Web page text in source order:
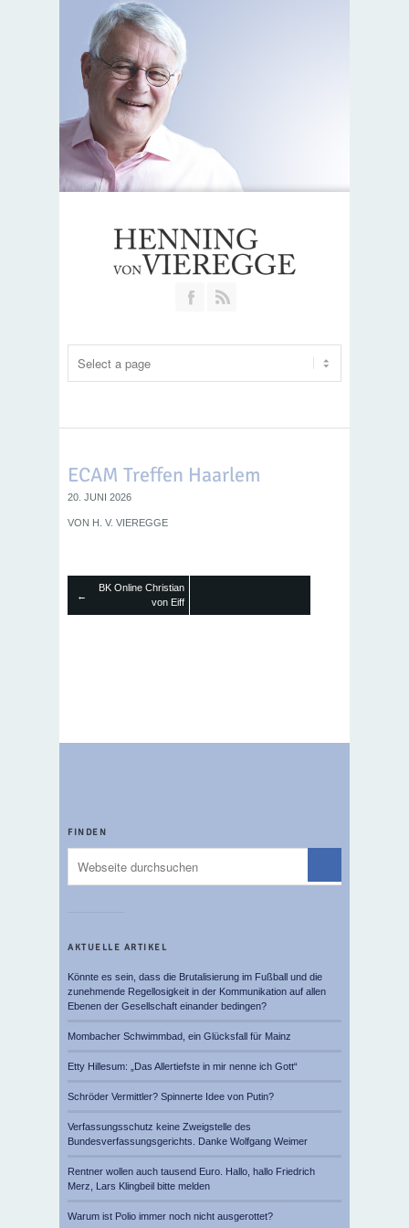
Join our Facebook Group
ECAM Treffen Haarlem
20. JUNI 2026
VON H. V. VIEREGGE
←
BK Online Christian
von Eiff
FINDEN
AKTUELLE ARTIKEL
Könnte es sein, dass die Brutalisierung im Fußball und die
zunehmende Regellosigkeit in der Kommunikation auf allen
Ebenen der Gesellschaft einander bedingen?
Mombacher Schwimmbad, ein Glücksfall für Mainz
Etty Hillesum: „Das Allertiefste in mir nenne ich Gott“
Schröder Vermittler? Spinnerte Idee von Putin?
Verfassungsschutz keine Zweigstelle des
Bundesverfassungsgerichts. Danke Wolfgang Weimer
Rentner wollen auch tausend Euro. Hallo, hallo Friedrich
Merz, Lars Klingbeil bitte melden
Warum ist Polio immer noch nicht ausgerottet?